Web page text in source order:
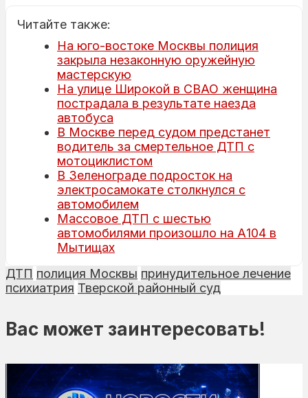
Читайте также:
На юго-востоке Москвы полиция
закрыла незаконную оружейную
мастерскую
На улице Широкой в СВАО женщина
пострадала в результате наезда
автобуса
В Москве перед судом предстанет
водитель за смертельное ДТП с
мотоциклистом
В Зеленограде подросток на
электросамокате столкнулся с
автомобилем
Массовое ДТП с шестью
автомобилями произошло на А104 в
Мытищах
ДТП полиция Москвы принудительное лечение
психиатрия Тверской районный суд
Вас может заинтересовать!